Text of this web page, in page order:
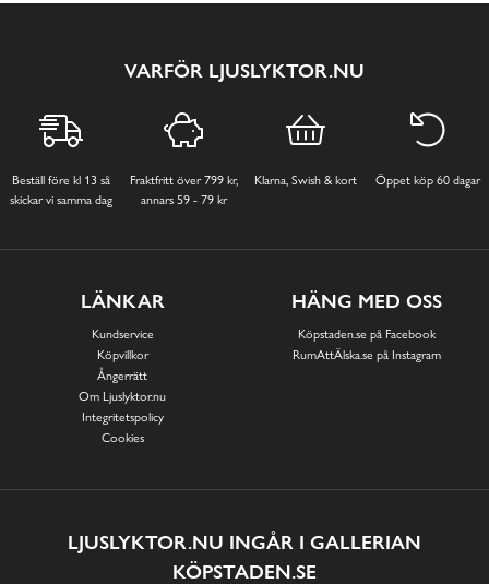
VARFÖR LJUSLYKTOR.NU
Beställ före kl 13 så
skickar vi samma dag
Fraktfritt över 799 kr,
annars 59 - 79 kr
Klarna, Swish & kort Öppet köp 60 dagar
LÄNKAR
Kundservice
Köpvillkor
Ångerrätt
Om Ljuslyktor.nu
Integritetspolicy
Cookies
HÄNG MED OSS
Köpstaden.se på Facebook
RumAttÄlska.se på Instagram
LJUSLYKTOR.NU INGÅR I GALLERIAN
KÖPSTADEN.SE